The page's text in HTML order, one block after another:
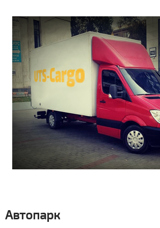
Автопарк